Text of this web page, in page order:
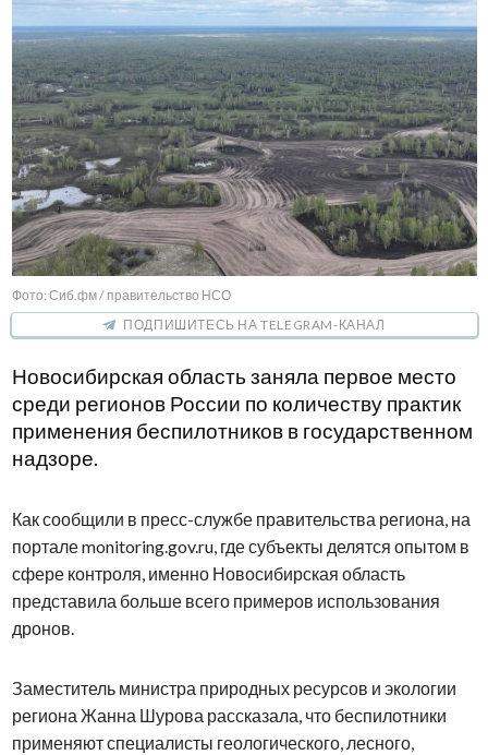
Фото: Сиб.фм / правительство НСО
ПОДПИШИТЕСЬ НА TELEGRAM-КАНАЛ
Новосибирская область заняла первое место
среди регионов России по количеству практик
применения беспилотников в государственном
надзоре.
Как сообщили в пресс-службе правительства региона, на
портале monitoring.gov.ru, где субъекты делятся опытом в
сфере контроля, именно Новосибирская область
представила больше всего примеров использования
дронов.
Заместитель министра природных ресурсов и экологии
региона Жанна Шурова рассказала, что беспилотники
применяют специалисты геологического, лесного,